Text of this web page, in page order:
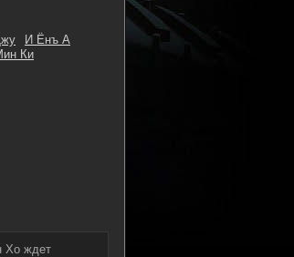
И Ёнъ А
Ки
Хо ждет